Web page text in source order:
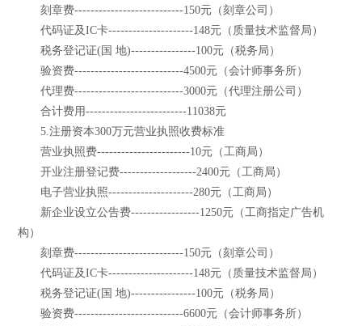
刻章费---------------------------150元（刻章公司）
代码证及IC卡---------------------148元（质量技术监督局）
税务登记证(国 地)----------------100元（税务局）
验资费---------------------------4500元（会计师事务所）
代理费---------------------------3000元（代理注册公司）
合计费用-------------------------11038元
5.注册资本300万元营业执照收费标准
营业执照费-----------------------10元（工商局）
开业注册登记费-------------------2400元（工商局）
电子营业执照---------------------280元（工商局）
新企业设立公告费-----------------1250元（工商指定广告机
构）
刻章费---------------------------150元（刻章公司）
代码证及IC卡---------------------148元（质量技术监督局）
税务登记证(国 地)----------------100元（税务局）
验资费---------------------------6600元（会计师事务所）